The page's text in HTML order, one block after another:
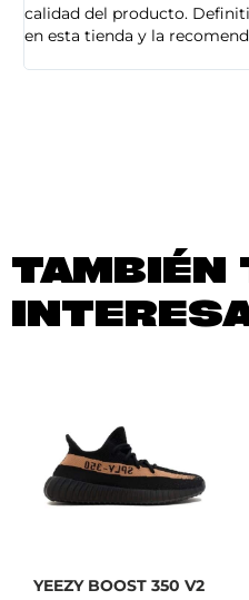
calidad del producto.
en esta tienda y la
TAMBIÉN
YEEZY BOOST 350 V2